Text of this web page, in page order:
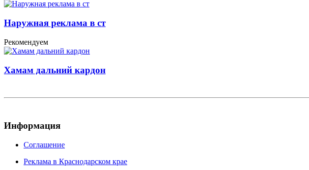
Наружная реклама в ст
Рекомендуем
Хамам дальний кардон
Информация
Соглашение
Реклама в Краснодарском крае